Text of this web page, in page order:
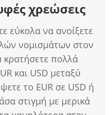
χρεώσεις
εύκολα να ανοίξετε
νομισμάτων στον
κρατήσετε πολλά
και USD μεταξύ
το EUR σε USD ή
στιγμή με μερικά